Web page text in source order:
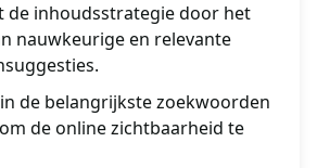
de inhoudsstrategie door het
nauwkeurige en relevante
de belangrijkste zoekwoorden
de online zichtbaarheid te